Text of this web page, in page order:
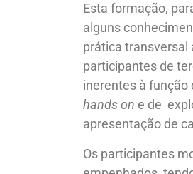
Esta formação,
alguns
prática transversal
participantes de
inerentes à
hands on e de
apresentação de
Os participantes